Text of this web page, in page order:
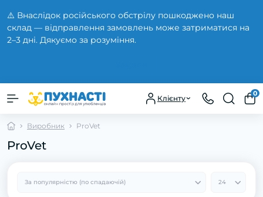
⚠️ Внаслідок російського обстрілу пошкоджено наш
склад — відправлення замовлень може затриматися на
2–3 дні. Дякуємо за розуміння.
Клієнту
0
Виробник ProVet
ProVet